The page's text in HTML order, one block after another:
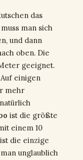
das
man sich
und dann
oben. Die
geeignet.
einigen
mehr
ist die größte
einem 10
ist die einzige
unglaublich